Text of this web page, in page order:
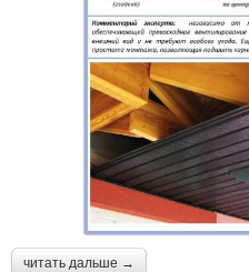
читать дальше →